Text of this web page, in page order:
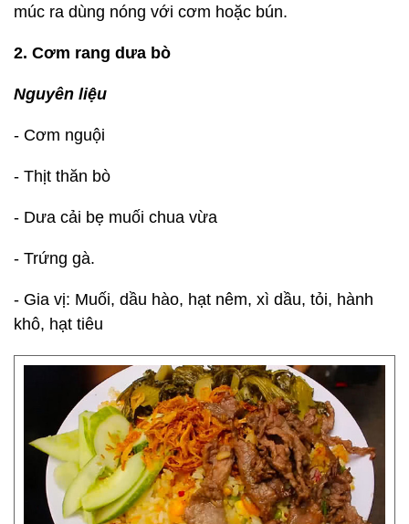
múc ra dùng nóng với cơm hoặc bún.
2. Cơm rang dưa bò
Nguyên liệu
- Cơm nguội
- Thịt thăn bò
- Dưa cải bẹ muối chua vừa
- Trứng gà.
- Gia vị: Muối, dầu hào, hạt nêm, xì dầu, tỏi, hành
khô, hạt tiêu